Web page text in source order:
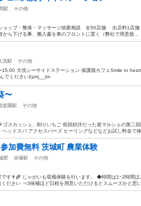
駅
その他
ショップ・整体・マッサージ他要相談 全50店舗 出店料1
ら下げる事、搬入書を車のフロントに置く（弊社で用意致...
洗駅
その他
大洗シーサイドステーション 保護猫カフェSmile to
でくださいねm(__)m
〜
楽園駅
その他
ゴスカッシュ、削りいちご 前回好評だった葵マルシェの第二
ッドスパ アクセスバーズ ヒーリングなどなどお試し料金で体
加費無料 茨城町 農業体験
郡 赤塚駅
その他
です👨‍🌾 じゃがいも収穫体験を行います。 ◆時間は1~2時間
ださい ⇒3候補ほど日程を用意いただけるとスムーズかと思い